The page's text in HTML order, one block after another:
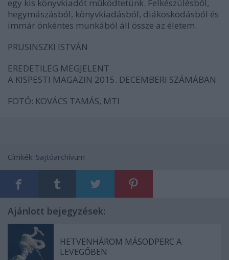
egy kis könyvkiadót működtetünk. Felkészülésből,
hegymászásból, könyvkiadásból, diákoskodásból és
immár önkéntes munkából áll össze az életem.
PRUSINSZKI ISTVÁN
EREDETILEG MEGJELENT
A KISPESTI MAGAZIN 2015. DECEMBERI SZÁMÁBAN
FOTÓ: KOVÁCS TAMÁS, MTI
Címkék: Sajtóarchívum
Ajánlott bejegyzések:
HETVENHÁROM MÁSODPERC A
LEVEGŐBEN